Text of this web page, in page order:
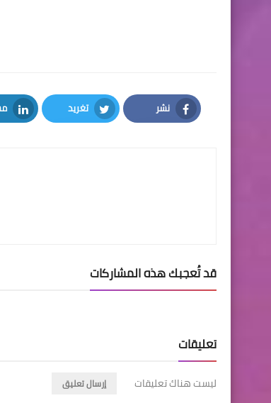
نشر
Facebook
تغريد
Twitter
قد تُعجبك هذه المشاركات
تعليقات
ليست هناك تعليقات إرسال تعليق